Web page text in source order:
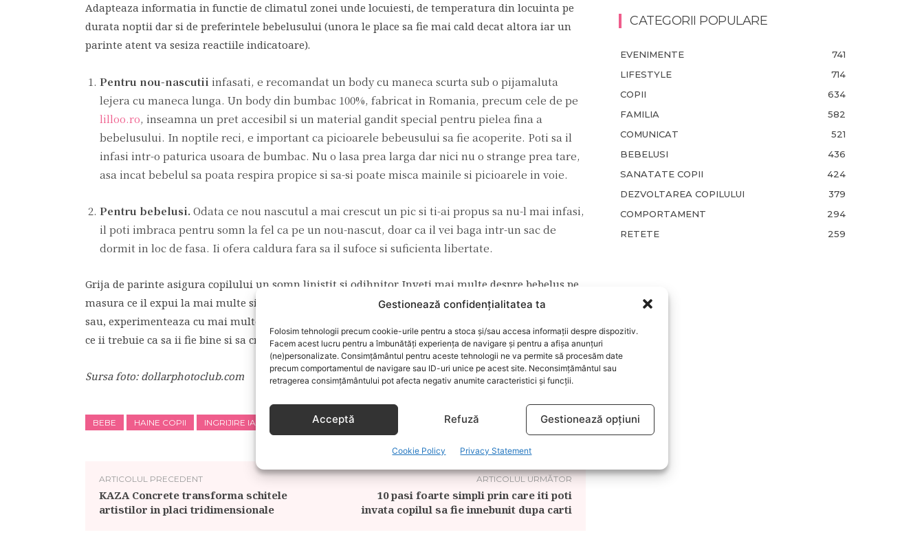
Gestionează confidențialitatea ta
Folosim tehnologii precum cookie-urile pentru a stoca și/sau accesa informații despre dispozitiv.
Facem acest lucru pentru a îmbunătăți experiența de navigare și pentru a afișa anunțuri
(ne)personalizate. Consimțământul pentru aceste tehnologii ne va permite să procesăm date
precum comportamentul de navigare sau ID-uri unice pe acest site. Neconsimțământul sau
retragerea consimțământului pot afecta negativ anumite caracteristici și funcții.
Acceptă Refuză Gestionează opțiuni
Cookie Policy Privacy Statement
Adapteaza informatia in functie de climatul zonei unde locuiesti, de temperatura din locuinta pe
durata noptii dar si de preferintele bebelusului (unora le place sa fie mai cald decat altora iar un
parinte atent va sesiza reactiile indicatoare).
Pentru nou-nascutii infasati, e recomandat un body cu maneca scurta sub o pijamaluta
lejera cu maneca lunga. Un body din bumbac 100%, fabricat in Romania, precum cele de pe
lilloo.ro, inseamna un pret accesibil si un material gandit special pentru pielea fina a
bebelusului. In noptile reci, e important ca picioarele bebeusului sa fie acoperite. Poti sa il
infasi intr-o paturica usoara de bumbac. Nu o lasa prea larga dar nici nu o strange prea tare,
asa incat bebelul sa poata respira propice si sa-si poate misca mainile si picioarele in voie.
Pentru bebelusi. Odata ce nou nascutul a mai crescut un pic si ti-ai propus sa nu-l mai infasi,
il poti imbraca pentru somn la fel ca pe un nou-nascut, doar ca il vei baga intr-un sac de
dormit in loc de fasa. Ii ofera caldura fara sa il sufoce si suficienta libertate.
Grija de parinte asigura copilului un somn linistit si odihnitor. Inveti mai multe despre bebelus pe
masura ce il expui la mai multe situatii care ii permit sa descopere, asa ca, in limita confortului
sau, experimenteaza cu mai multe combinatii de hainute pentru somn. Invata-i reactiile si ofera-I
ce ii trebuie ca sa ii fie bine si sa creasca frumos.
Sursa foto: dollarphotoclub.com
BEBE HAINE COPII INGRIJIRE IARNA SOMN BEBELUS
ARTICOLUL PRECEDENT
KAZA Concrete transforma schitele
artistilor in placi tridimensionale
ARTICOLUL URMĂTOR
10 pasi foarte simpli prin care iti poti
invata copilul sa fie innebunit dupa carti
CATEGORII POPULARE
EVENIMENTE
741
LIFESTYLE
714
COPII
634
FAMILIA
582
COMUNICAT
521
BEBELUSI
436
SANATATE COPII
424
DEZVOLTAREA COPILULUI
379
COMPORTAMENT
294
RETETE
259